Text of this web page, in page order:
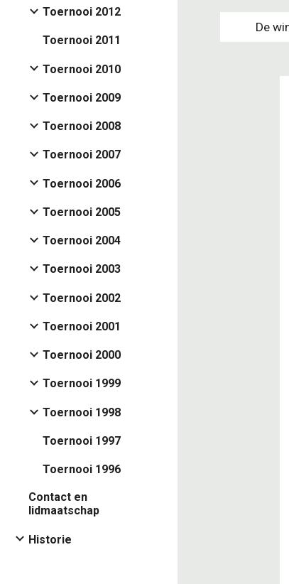
Toernooi 2012
Toernooi 2011
Toernooi 2010
Toernooi 2009
Toernooi 2008
Toernooi 2007
Toernooi 2006
Toernooi 2005
Toernooi 2004
Toernooi 2003
Toernooi 2002
Toernooi 2001
Toernooi 2000
Toernooi 1999
Toernooi 1998
Toernooi 1997
Toernooi 1996
Contact en
lidmaatschap
Historie
De